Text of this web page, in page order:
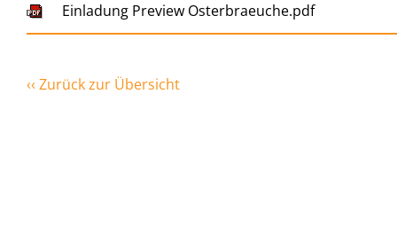
Einladung Preview Osterbraeuche.pdf
‹‹ Zurück zur Übersicht